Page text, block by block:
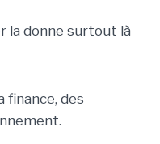
la donne surtout là
finance, des